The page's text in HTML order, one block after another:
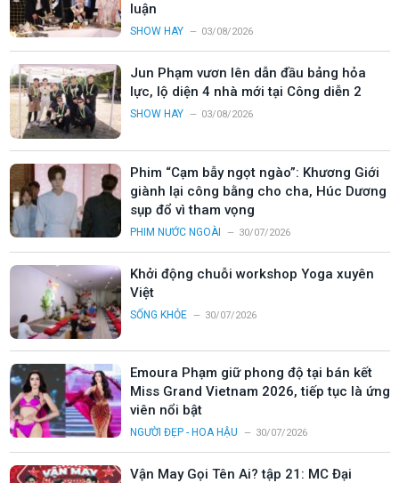
luận
SHOW HAY 03/08/2026
Jun Phạm vươn lên dẫn đầu bảng hỏa
lực, lộ diện 4 nhà mới tại Công diễn 2
SHOW HAY 03/08/2026
Phim “Cạm bẫy ngọt ngào”: Khương Giới
giành lại công bằng cho cha, Húc Dương
sụp đổ vì tham vọng
PHIM NƯỚC NGOÀI 30/07/2026
Khởi động chuỗi workshop Yoga xuyên
Việt
SỐNG KHỎE 30/07/2026
Emoura Phạm giữ phong độ tại bán kết
Miss Grand Vietnam 2026, tiếp tục là ứng
viên nổi bật
NGƯỜI ĐẸP - HOA HẬU 30/07/2026
Vận May Gọi Tên Ai? tập 21: MC Đại